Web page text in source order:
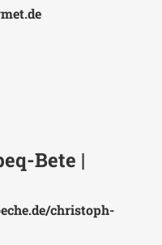
Bete |
christoph-